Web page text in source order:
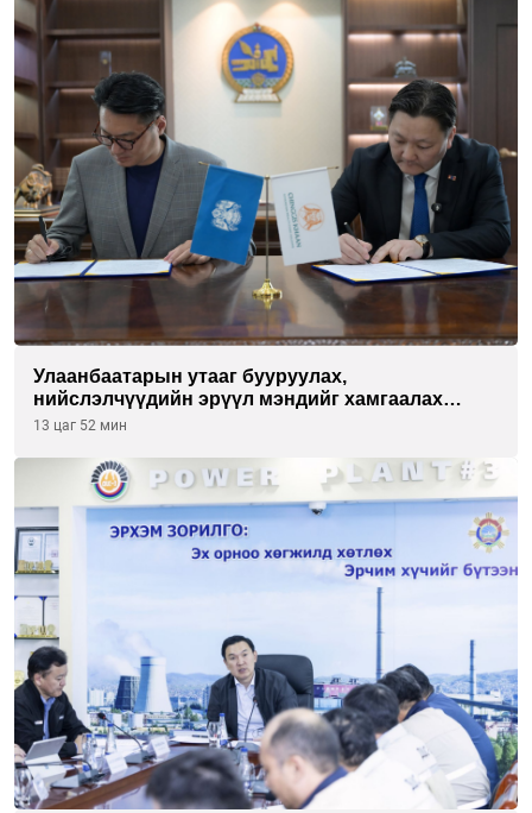
Улаанбаатарын утааг бууруулах,
нийслэлчүүдийн эрүүл мэндийг хамгаалах
төслийг “Чингис хаан баялгийн сан нэгдэл” ХХК-
13 цаг 52 мин